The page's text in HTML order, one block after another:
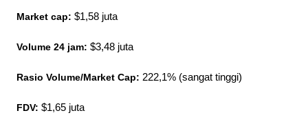
Market cap: $1,58 juta
Volume 24 jam: $3,48 juta
Rasio Volume/Market Cap: 222,1% (sangat tinggi)
FDV: $1,65 juta